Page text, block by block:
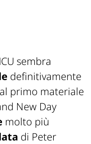
sembra
definitivamente
primo materiale
New Day
molto più
di Peter